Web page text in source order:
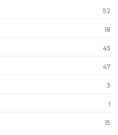
52
18
45
47
3
1
15